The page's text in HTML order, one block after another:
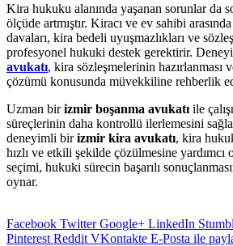
Kira hukuku alanında yaşanan sorunlar da
ölçüde artmıştır. Kiracı ve ev sahibi
davaları, kira bedeli uyuşmazlıkları ve
profesyonel hukuki destek gerektirir.
avukatı, kira sözleşmelerinin hazırlanması
çözümü konusunda müvekkiline rehberlik
Uzman birizmir boşanma avukatı ile
süreçlerinin daha kontrollü ilerlemesini
deneyimli birizmir kira avukatı, kira
hızlı ve etkili şekilde çözülmesine
seçimi, hukuki sürecin başarılı
oynar.
Facebook Twitter Google+ LinkedIn
Pinterest Reddit VKontakte E-Posta ile